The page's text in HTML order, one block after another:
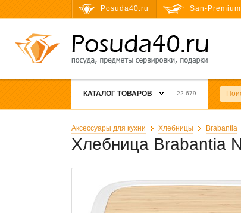
Posuda40.ru San-
КАТАЛОГ ТОВАРОВ 22 679
Аксессуары для кухни Хлебницы Brabantia
Хлебница Brabantia